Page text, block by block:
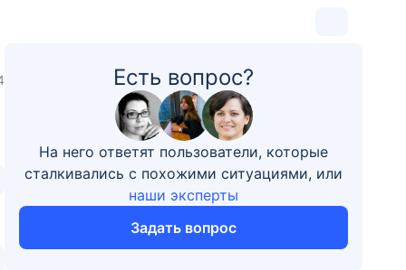
Есть вопрос?
На него ответят пользователи, которые
сталкивались с похожими ситуациями, или
наши эксперты
Задать вопрос